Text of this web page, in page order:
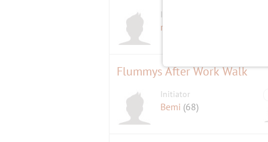
Initiator
ramgeis
Flummys After Work Walk
Initiator
Bemi (68)